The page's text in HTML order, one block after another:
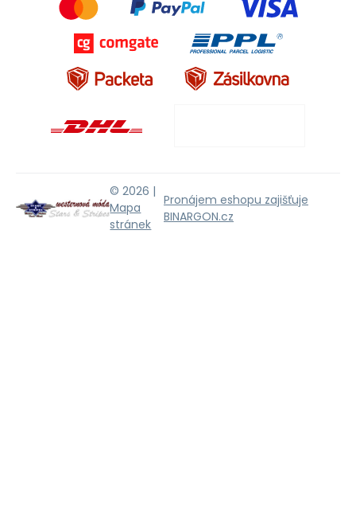
© 2026 |
Mapa
stránek
Pronájem eshopu zajišťuje
BINARGON.cz